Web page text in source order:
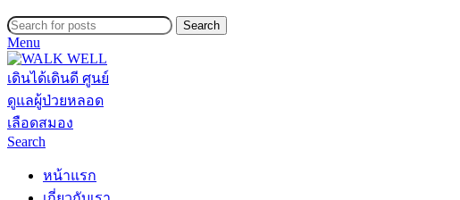
Search
Menu
Search
หน้าแรก